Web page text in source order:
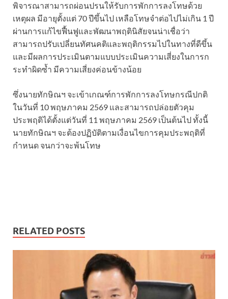
พิจารณาสามารถผ่อนปรนให้รับการพักการลงโทษด้วย
เหตุผล มีอายุตั้งแต่ 70 ปีขึ้นไป เหลือโทษจำต่อไปไม่เกิน 1 ปี
ผ่านการแก้ไขฟื้นฟูและพัฒนาพฤตินิสัยจนน่าเชื่อว่า
สามารถปรับเปลี่ยนทัศนคติและพฤติกรรมไปในทางที่ดีขึ้น
และมีผลการประเมินตามแบบประเมินความเสี่ยงในการก
ระทำผิดซ้ำ มีความเสี่ยงค่อนข้างน้อย
ซึ่งนายทักษิณฯ จะเข้าเกณฑ์การพักการลงโทษกรณีปกติ
ในวันที่ 10 พฤษภาคม 2569 และสามารถปล่อยตัวคุม
ประพฤติได้ตั้งแต่วันที่ 11 พฤษภาคม 2569 เป็นต้นไป ทั้งนี้
นายทักษิณฯ จะต้องปฏิบัติตามเงื่อนไขการคุมประพฤติที่
กำหนด จนกว่าจะพ้นโทษ
RELATED POSTS